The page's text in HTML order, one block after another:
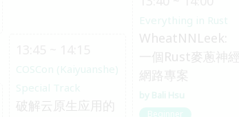
Everything in Rust
WheatNNLeek:
一個Rust麥蔥神經
網路專案
Bali Hsu
Beginner
COSCon (Kaiyuanshe)
Special Track
破解云原生应用的